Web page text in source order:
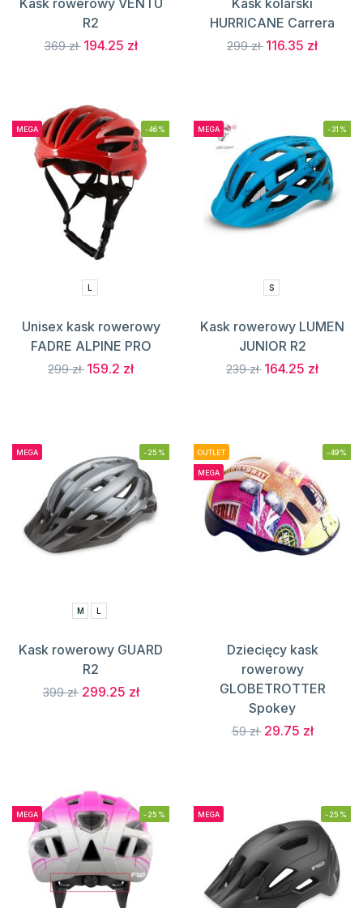
R2
369 zł 194.25 zł
HURRICANE Carrera
299 zł 116.35 zł
MEGA -46%
L
Unisex kask rowerowy
FADRE ALPINE PRO
299 zł 159.2 zł
MEGA -31%
S
Kask rowerowy LUMEN
JUNIOR R2
239 zł 164.25 zł
MEGA -25%
M L
Kask rowerowy GUARD
R2
399 zł 299.25 zł
OUTLET
MEGA
-49%
Dziecięcy kask
rowerowy
GLOBETROTTER
Spokey
59 zł 29.75 zł
MEGA -25% MEGA -25%